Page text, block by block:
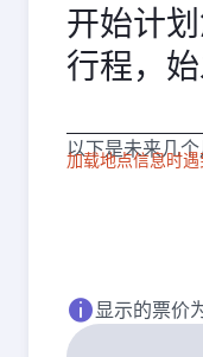
开始计
行程，始
发
城
加载地点信息时遇
以下是未来几
显示的票价